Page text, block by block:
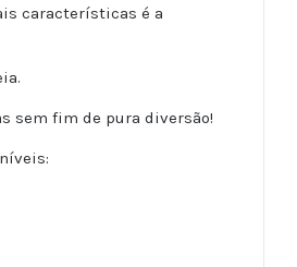
características é a
sem fim de pura diversão!